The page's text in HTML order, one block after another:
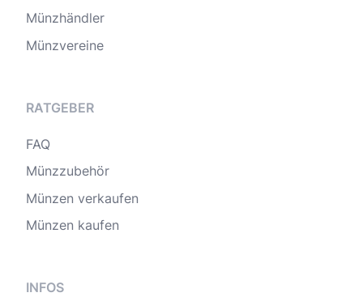
Münzhändler
Münzvereine
RATGEBER
FAQ
Münzzubehör
Münzen verkaufen
Münzen kaufen
INFOS